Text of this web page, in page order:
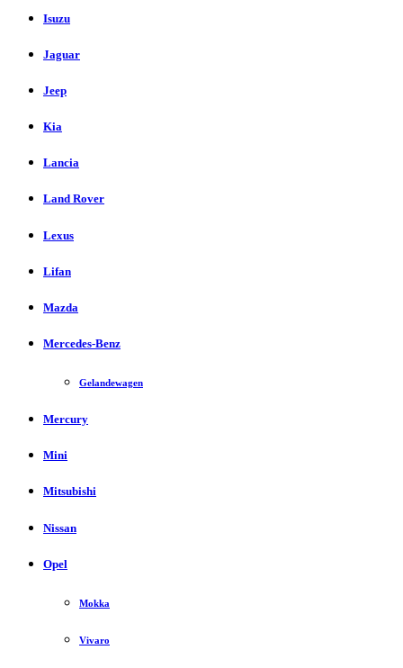
Isuzu
Jaguar
Jeep
Kia
Lancia
Land Rover
Lexus
Lifan
Mazda
Mercedes-Benz
Gelandewagen
Mercury
Mini
Mitsubishi
Nissan
Opel
Mokka
Vivaro